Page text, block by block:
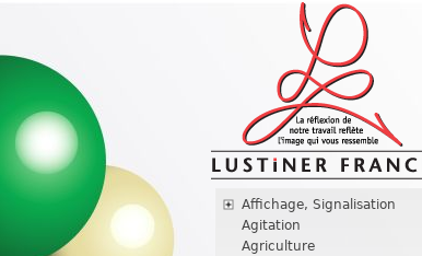
Affichage, Signalisation
Agitation
Agriculture